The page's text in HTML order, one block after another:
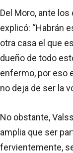
Del Moro, ante
explicó: “Habrán
otra casa el que
dueño de todo
enfermo, por eso
no deja de ser la
No obstante,
amplia que ser
fervientemente,